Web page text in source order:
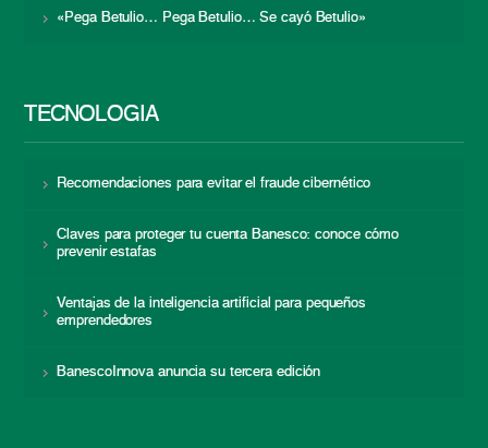
«Pega Betulio… Pega Betulio… Se cayó Betulio»
TECNOLOGÍA
Recomendaciones para evitar el fraude cibernético
Claves para proteger tu cuenta Banesco: conoce cómo
prevenir estafas
Ventajas de la inteligencia artificial para pequeños
emprendedores
BanescoInnova anuncia su tercera edición